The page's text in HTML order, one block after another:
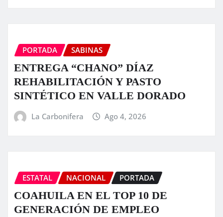
PORTADA SABINAS
ENTREGA “CHANO” DÍAZ
REHABILITACIÓN Y PASTO
SINTÉTICO EN VALLE DORADO
La Carbonifera Ago 4, 2026
ESTATAL NACIONAL PORTADA
COAHUILA EN EL TOP 10 DE
GENERACIÓN DE EMPLEO